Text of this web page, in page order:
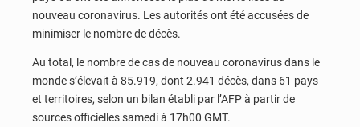
nouveau coronavirus. Les autorités ont été accusées de
minimiser le nombre de décès.
Au total, le nombre de cas de nouveau coronavirus dans le
monde s’élevait à 85.919, dont 2.941 décès, dans 61 pays
et territoires, selon un bilan établi par l’AFP à partir de
sources officielles samedi à 17h00 GMT.